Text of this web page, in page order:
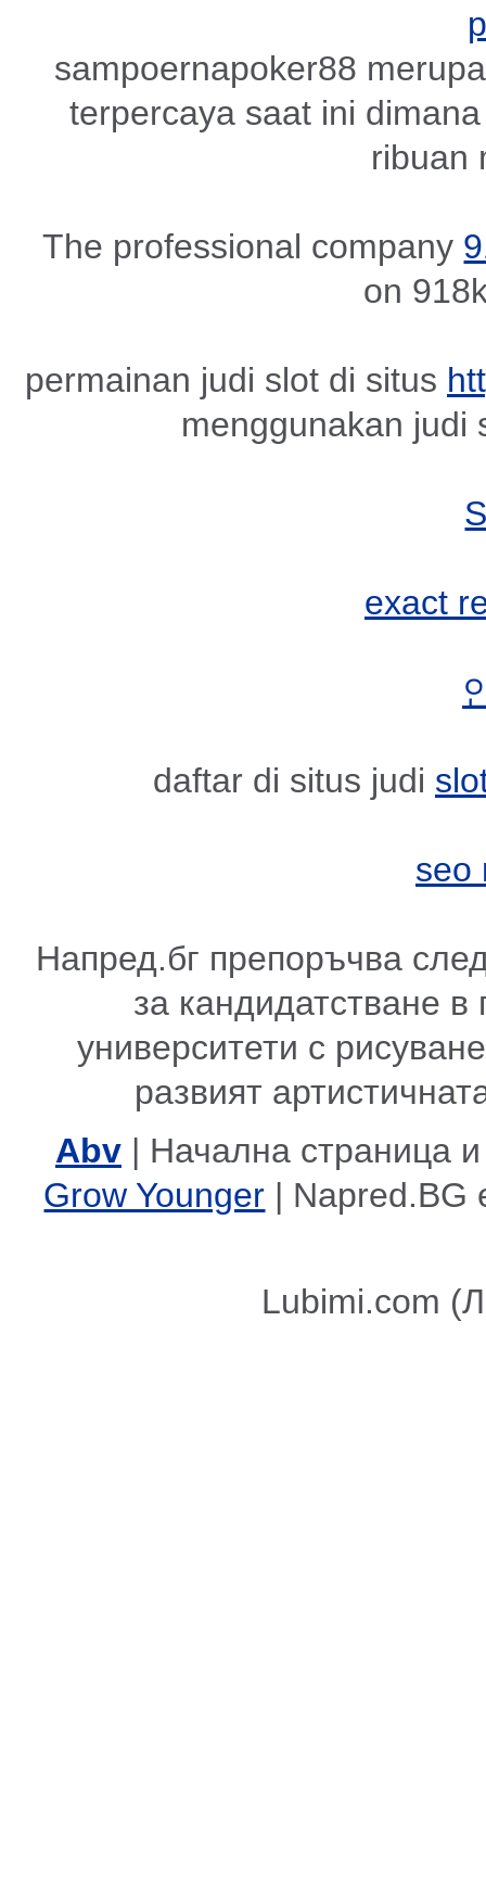
sampoernapoker88
terpercaya saat ini
ribuan
The professional company
on
permainan judi slot di situs
menggunakan judi
exact
daftar di situs judi
seo
Напред.бг препоръчва
за кандидатстване
университети с
развият
Abv | Начална страница
Grow Younger | Napred.BG
Lubimi.com